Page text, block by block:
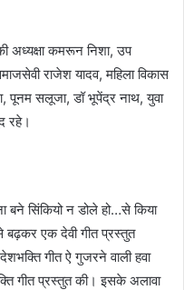
अध्यक्षा कमरून निशा, उप
राजेश यादव, महिला विकास
पूनम सलूजा, डॉ भूपेंद्र नाथ, युवा
रहे।
बने सिंकियो न डोले हो…से किया
एक देवी गीत प्रस्तुत
गीत ऐ गुजरने वाली हवा
गीत प्रस्तुत की। इसके अलावा